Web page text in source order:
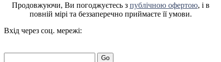
Продовжуючи, Ви погоджуєтесь з публічною офертою, і в
повній мірі та беззаперечно приймаєте її умови.
Вхід через соц. мережі:
Go